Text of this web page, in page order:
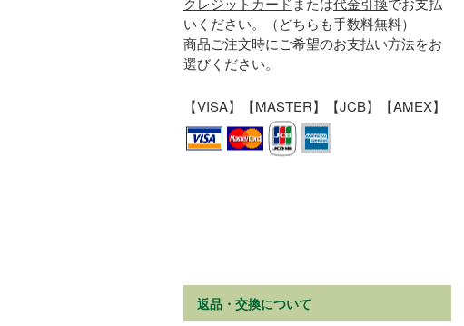
いください。（どちらも手数料無料）
商品ご注文時にご希望のお支払い方法をお
選びください。
【VISA】【MASTER】【JCB】【AMEX】
返品・交換について